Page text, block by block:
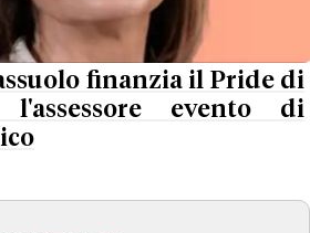
finanzia il Pride di
evento di